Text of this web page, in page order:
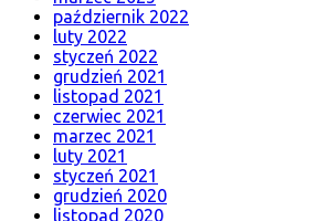
październik 2022
luty 2022
styczeń 2022
grudzień 2021
listopad 2021
czerwiec 2021
marzec 2021
luty 2021
styczeń 2021
grudzień 2020
listopad 2020